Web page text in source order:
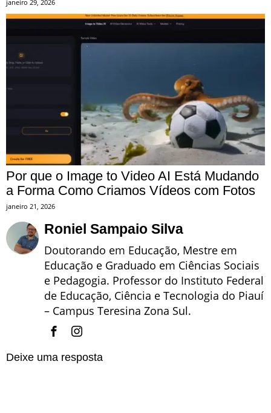
janeiro 29, 2026
Por que o Image to Video AI Está Mudando
a Forma Como Criamos Vídeos com Fotos
janeiro 21, 2026
Roniel Sampaio Silva
Doutorando em Educação, Mestre em
Educação e Graduado em Ciências Sociais
e Pedagogia. Professor do Instituto Federal
de Educação, Ciência e Tecnologia do Piauí
– Campus Teresina Zona Sul.
Deixe uma resposta